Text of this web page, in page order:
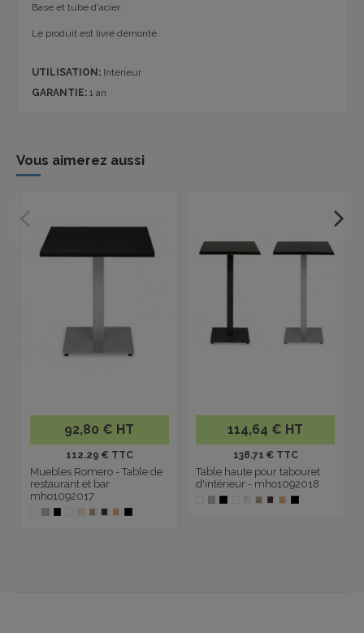
Base et tube d'acier.
Le produit est livré démonté.
UTILISATION: Intérieur
GARANTIE: 1 an
Vous aimerez aussi
92,80 € HT
112.29 € TTC
Muebles Romero - Table de
restaurant et bar
mho1092017
114,64 € HT
138.71 € TTC
Table haute pour tabouret
d'intérieur - mho1092018